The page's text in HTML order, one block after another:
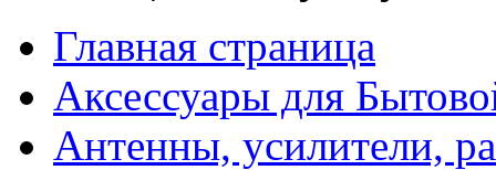
Главная страница
Аксессуары для
Антенны, усилители,